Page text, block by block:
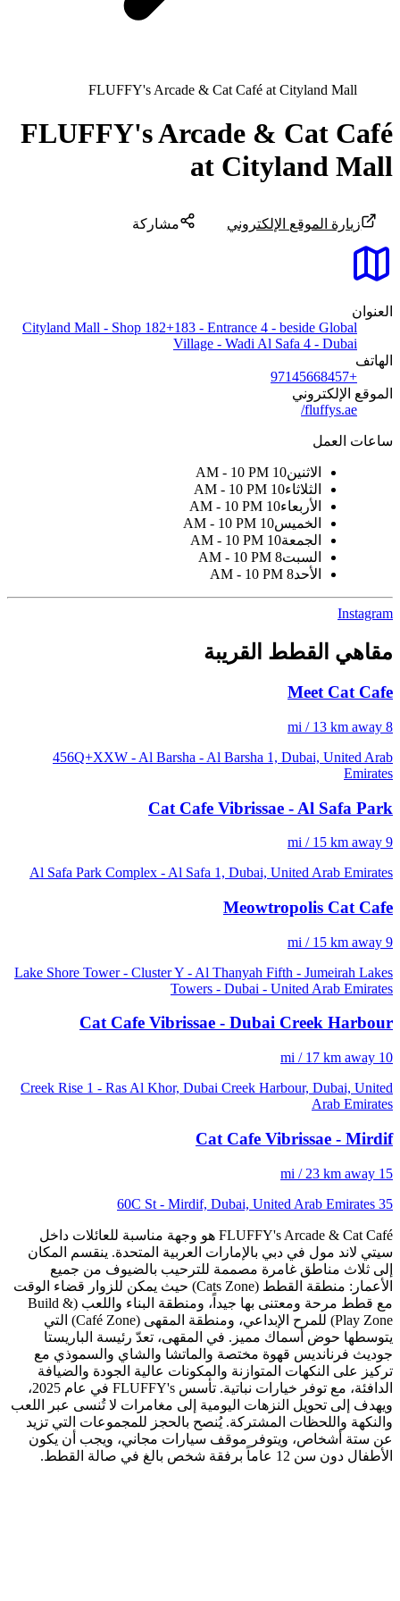
FLUFFY's Arcade & Cat Café at Cityland Mall
FLUFFY's Arcade & Cat Café
at Cityland Mall
زيارة الموقع الإلكتروني مشاركة
العنوان
Cityland Mall - Shop 182+183 - Entrance 4 - beside Global
Village - Wadi Al Safa 4 - Dubai
الهاتف
+97145668457
الموقع الإلكتروني
fluffys.ae/
ساعات العمل
الاثنين10 AM - 10 PM
الثلاثاء10 AM - 10 PM
الأربعاء10 AM - 10 PM
الخميس10 AM - 10 PM
الجمعة10 AM - 10 PM
السبت8 AM - 10 PM
الأحد8 AM - 10 PM
Instagram
مقاهي القطط القريبة
Meet Cat Cafe
8 mi / 13 km away
456Q+XXW - Al Barsha - Al Barsha 1, Dubai, United Arab
Emirates
Cat Cafe Vibrissae - Al Safa Park
9 mi / 15 km away
Al Safa Park Complex - Al Safa 1, Dubai, United Arab Emirates
Meowtropolis Cat Cafe
9 mi / 15 km away
Lake Shore Tower - Cluster Y - Al Thanyah Fifth - Jumeirah Lakes
Towers - Dubai - United Arab Emirates
Cat Cafe Vibrissae - Dubai Creek Harbour
10 mi / 17 km away
Creek Rise 1 - Ras Al Khor, Dubai Creek Harbour, Dubai, United
Arab Emirates
Cat Cafe Vibrissae - Mirdif
15 mi / 23 km away
35 60C St - Mirdif, Dubai, United Arab Emirates
FLUFFY's Arcade & Cat Café هو وجهة مناسبة للعائلات داخل
سيتي لاند مول في دبي بالإمارات العربية المتحدة. ينقسم المكان
إلى ثلاث مناطق غامرة مصممة للترحيب بالضيوف من جميع
الأعمار: منطقة القطط (Cats Zone) حيث يمكن للزوار قضاء الوقت
مع قطط مرحة ومعتنى بها جيداً، ومنطقة البناء واللعب (Build &
Play Zone) للمرح الإبداعي، ومنطقة المقهى (Café Zone) التي
يتوسطها حوض أسماك مميز. في المقهى، تعدّ رئيسة الباريستا
جوديث فرنانديس قهوة مختصة والماتشا والشاي والسموذي مع
تركيز على النكهات المتوازنة والمكونات عالية الجودة والضيافة
الدافئة، مع توفر خيارات نباتية. تأسس FLUFFY's في عام 2025،
ويهدف إلى تحويل النزهات اليومية إلى مغامرات لا تُنسى عبر اللعب
والنكهة واللحظات المشتركة. يُنصح بالحجز للمجموعات التي تزيد
عن ستة أشخاص، ويتوفر موقف سيارات مجاني، ويجب أن يكون
الأطفال دون سن 12 عاماً برفقة شخص بالغ في صالة القطط.